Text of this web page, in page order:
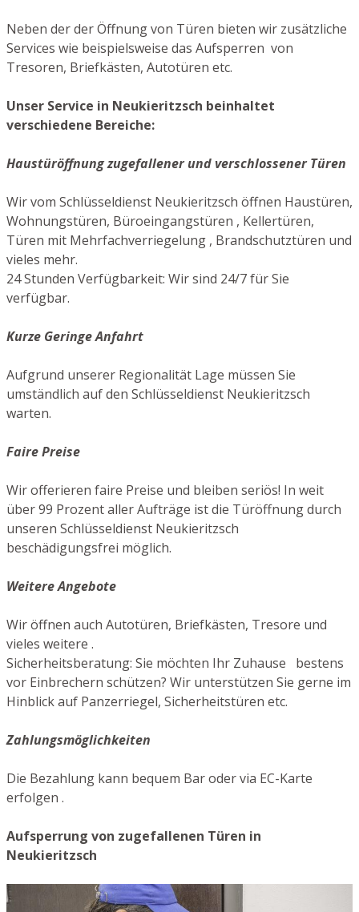
Neben der der Öffnung von Türen bieten wir zusätzliche
Services wie beispielsweise das Aufsperren von
Tresoren, Briefkästen, Autotüren etc.
Unser Service in Neukieritzsch beinhaltet
verschiedene Bereiche:
Haustüröffnung zugefallener und verschlossener Türen
Wir vom Schlüsseldienst Neukieritzsch öffnen Haustüren,
Wohnungstüren, Büroeingangstüren , Kellertüren,
Türen mit Mehrfachverriegelung , Brandschutztüren und
vieles mehr.
24 Stunden Verfügbarkeit: Wir sind 24/7 für Sie
verfügbar.
Kurze Geringe Anfahrt
Aufgrund unserer Regionalität Lage müssen Sie
umständlich auf den Schlüsseldienst Neukieritzsch
warten.
Faire Preise
Wir offerieren faire Preise und bleiben seriös! In weit
über 99 Prozent aller Aufträge ist die Türöffnung durch
unseren Schlüsseldienst Neukieritzsch
beschädigungsfrei möglich.
Weitere Angebote
Wir öffnen auch Autotüren, Briefkästen, Tresore und
vieles weitere .
Sicherheitsberatung: Sie möchten Ihr Zuhause bestens
vor Einbrechern schützen? Wir unterstützen Sie gerne im
Hinblick auf Panzerriegel, Sicherheitstüren etc.
Zahlungsmöglichkeiten
Die Bezahlung kann bequem Bar oder via EC-Karte
erfolgen .
Aufsperrung von zugefallenen Türen in
Neukieritzsch